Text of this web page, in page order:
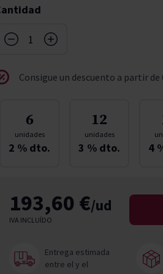
del Cielo
Consigue un descuento a partir de
6
unidades
2 % dto.
12
unidades
3 % dto. 4
193,60 €/ud
IVA INCLUÍDO
Entrega estimada
entre ely el